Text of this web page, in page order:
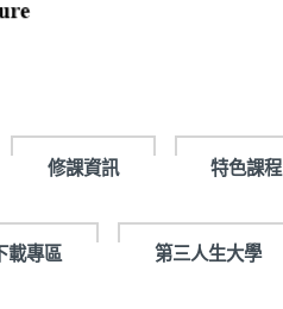
修課資訊 特色課程
載專區 第三人生大學